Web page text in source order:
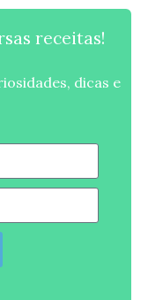
receitas!
dicas e